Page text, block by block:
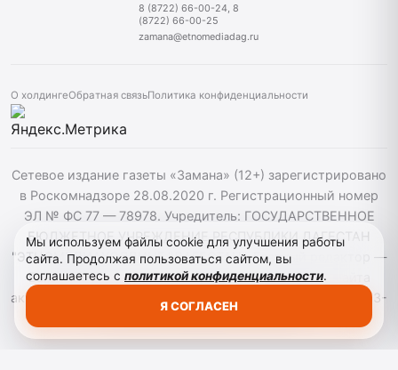
8 (8722) 66-00-24, 8
(8722) 66-00-25
zamana@etnomediadag.ru
О холдингеОбратная связьПолитика конфиденциальности
Сетевое издание газеты «Замана» (12+) зарегистрировано
в Роскомнадзоре 28.08.2020 г. Регистрационный номер
ЭЛ № ФС 77 — 78978. Учредитель: ГОСУДАРСТВЕННОЕ
БЮДЖЕТНОЕ УЧРЕЖДЕНИЕ РЕСПУБЛИКИ ДАГЕСТАН
"ЭТНОМЕДИАХОЛДИНГ "ДАГЕСТАН". Главный редактор —
Багомедов Р.Р. При использовании материалов сайта
активная гиперссылка на zamana.info обязательна. ©️ 2013-
Мы используем файлы cookie для улучшения работы
сайта. Продолжая пользоваться сайтом, вы
соглашаетесь с политикой конфиденциальности.
Я СОГЛАСЕН